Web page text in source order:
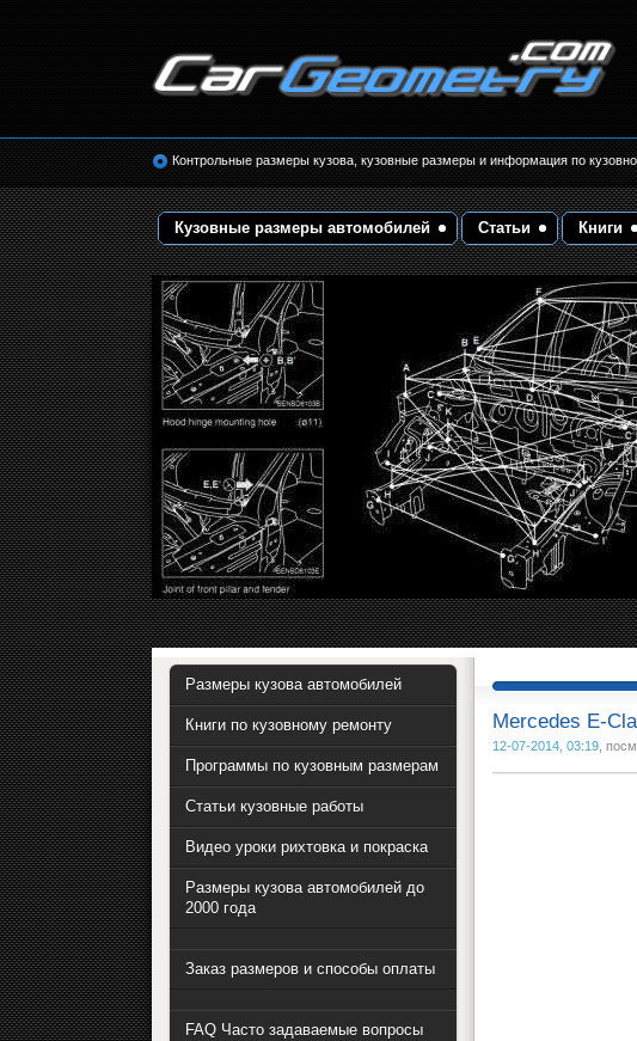
кузовные размеры. Геометрия кузова
Контрольные размеры кузова, кузовные размеры и информация по
Кузовные размеры автомобилей Статьи Книги
Mercedes E-
12-07-2014, 03:19,
Размеры кузова автомобилей
Книги по кузовному ремонту
Программы по кузовным размерам
Статьи кузовные работы
Видео уроки рихтовка и покраска
Размеры кузова автомобилей до
2000 года
Заказ размеров и способы оплаты
FAQ Часто задаваемые вопросы